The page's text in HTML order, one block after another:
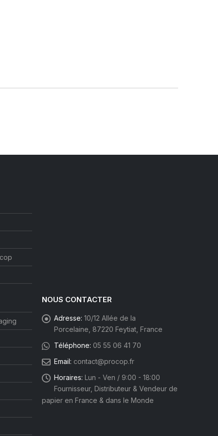
NOUS CONTACTER
Adresse: 10/12 Allée de la
Porcelaine, 87220 Feytiat, France
Téléphone: 05 55 06 41 70
Email: contact@procop.fr
Horaires: Lun - Ven / 9:00 - 18:00
Fournisseur, Distributeur & Vendeur de
papier en France & dans le Monde